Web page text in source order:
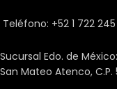
Teléfono: +52 1 722
Sucursal Edo. de
San Mateo Atenco, C.P.